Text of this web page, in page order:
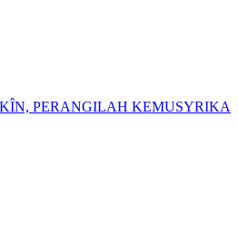
PERANGILAH KEMUSYRIKA